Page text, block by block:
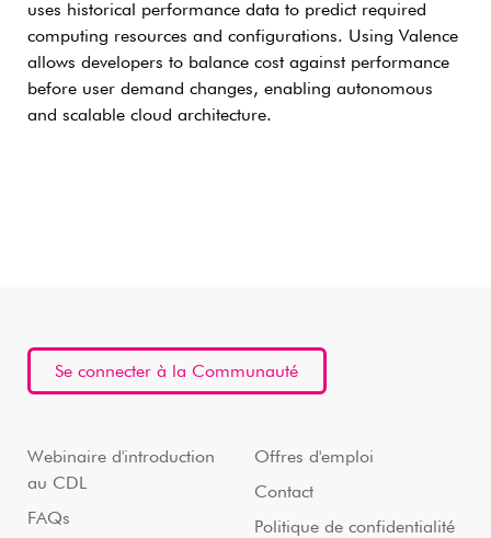
uses historical performance data to predict required
computing resources and configurations. Using Valence
allows developers to balance cost against performance
before user demand changes, enabling autonomous
and scalable cloud architecture.
Se connecter à la Communauté
Webinaire d'introduction
au CDL
FAQs
Offres d'emploi
Contact
Politique de confidentialité